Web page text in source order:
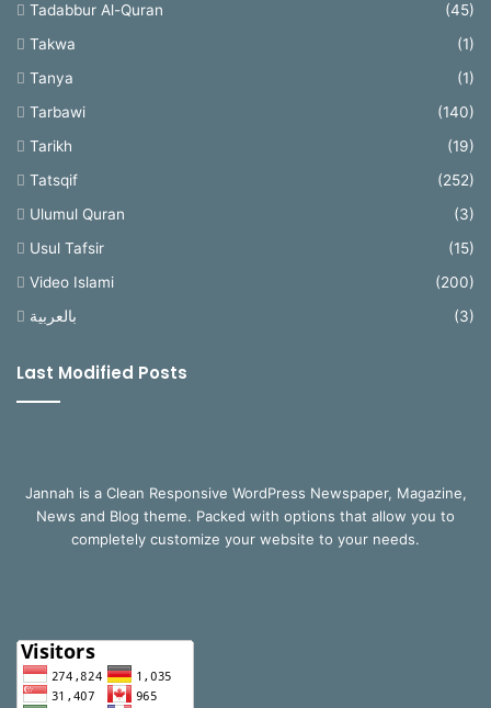
Tadabbur Al-Quran
(45)
Takwa
(1)
Tanya
(1)
Tarbawi
(140)
Tarikh
(19)
Tatsqif
(252)
Ulumul Quran
(3)
Usul Tafsir
(15)
Video Islami
(200)
بالعربية
(3)
Last Modified Posts
Jannah is a Clean Responsive WordPress Newspaper, Magazine,
News and Blog theme. Packed with options that allow you to
completely customize your website to your needs.